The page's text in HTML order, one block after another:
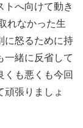
トへ向けて動き
れなかった生
に怒るために持
一緒に反省して
くも悪くも今回
頑張りましょ